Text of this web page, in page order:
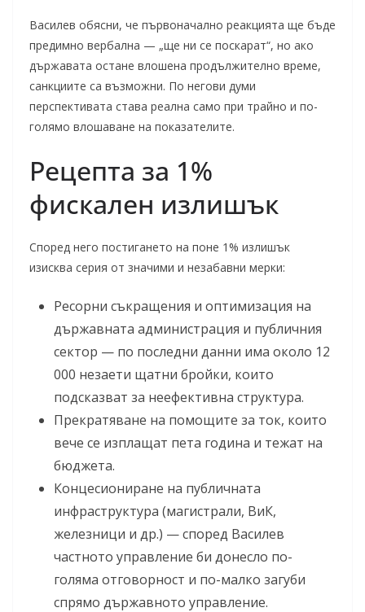
Василев обясни, че първоначално реакцията ще бъде
предимно вербална — „ще ни се поскарат“, но ако
държавата остане влошена продължително време,
санкциите са възможни. По негови думи
перспективата става реална само при трайно и по-
голямо влошаване на показателите.
Рецепта за 1%
фискален излишък
Според него постигането на поне 1% излишък
изисква серия от значими и незабавни мерки:
Ресорни съкращения и оптимизация на
държавната администрация и публичния
сектор — по последни данни има около 12
000 незаети щатни бройки, които
подсказват за неефективна структура.
Прекратяване на помощите за ток, които
вече се изплащат пета година и тежат на
бюджета.
Концесиониране на публичната
инфраструктура (магистрали, ВиК,
железници и др.) — според Василев
частното управление би донесло по-
голяма отговорност и по-малко загуби
спрямо държавното управление.